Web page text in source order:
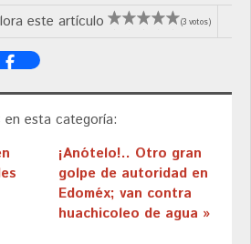
este artículo (3 votos)
en esta categoría:
¡Anótelo!.. Otro gran
golpe de autoridad en
Edoméx; van contra
huachicoleo de agua »